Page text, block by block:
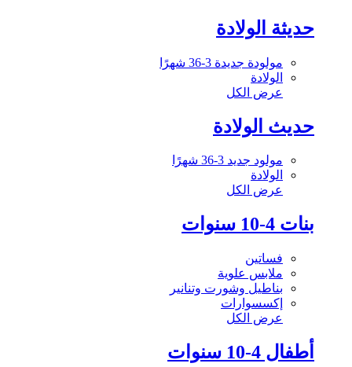
حديثة الولادة
مولودة جديدة 3-36 شهرًا
الولادة
عرض الكل
حديث الولادة
مولود جديد 3-36 شهرًا
الولادة
عرض الكل
بنات 4-10 سنوات
فساتين
ملابس علوية
بناطيل وشورت وتنانير
إكسسوارات
عرض الكل
أطفال 4-10 سنوات